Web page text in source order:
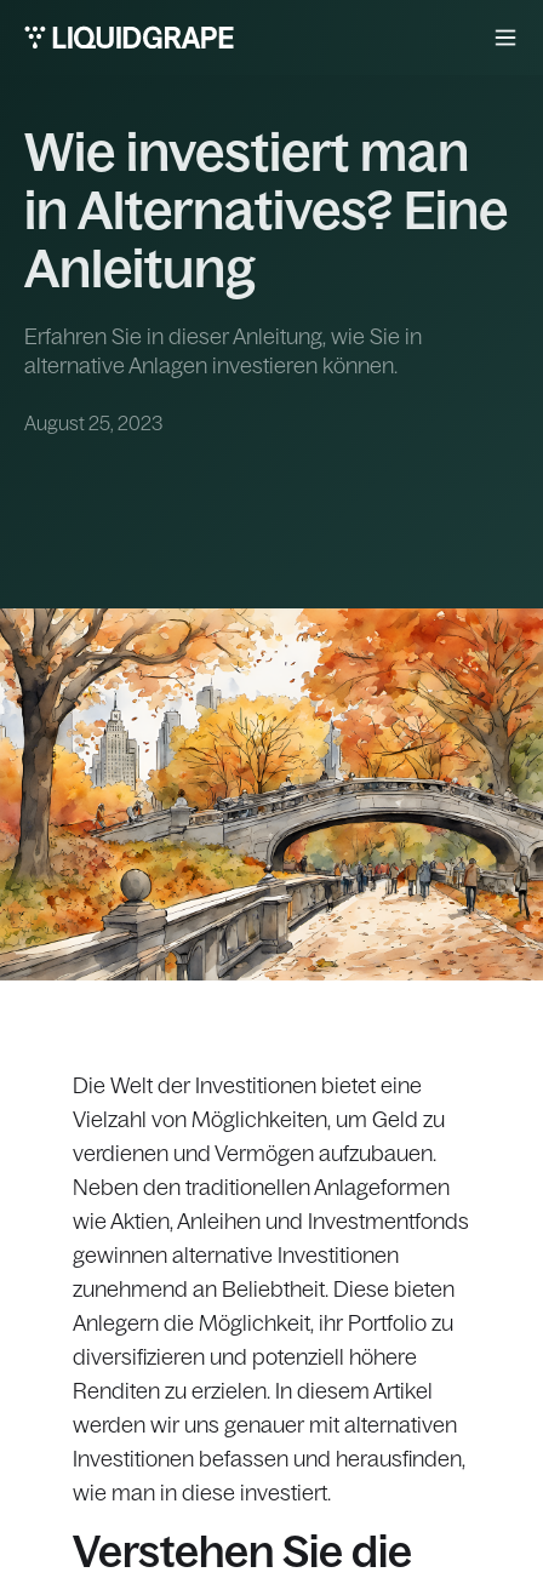
Wie investiert man
in Alternatives? Eine
Anleitung
Erfahren Sie in dieser Anleitung, wie Sie in
alternative Anlagen investieren können.
August 25, 2023
Die Welt der Investitionen bietet eine
Vielzahl von Möglichkeiten, um Geld zu
verdienen und Vermögen aufzubauen.
Neben den traditionellen Anlageformen
wie Aktien, Anleihen und Investmentfonds
gewinnen alternative Investitionen
zunehmend an Beliebtheit. Diese bieten
Anlegern die Möglichkeit, ihr Portfolio zu
diversifizieren und potenziell höhere
Renditen zu erzielen. In diesem Artikel
werden wir uns genauer mit alternativen
Investitionen befassen und herausfinden,
wie man in diese investiert.
Verstehen Sie die